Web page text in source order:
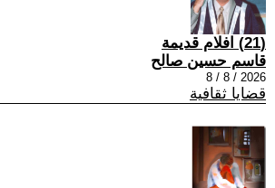
(21) افلام قديمة
قاسم حسين صالح
2026 / 8 / 8
قضايا ثقافية